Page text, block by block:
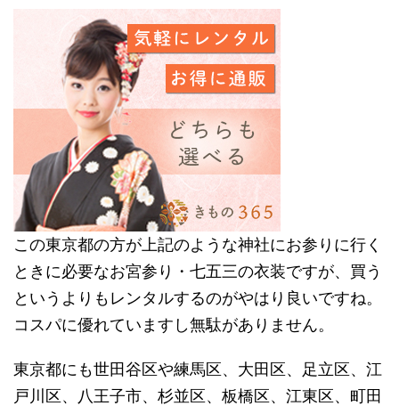
この東京都の方が上記のような神社にお参りに行く
ときに必要なお宮参り・七五三の衣装ですが、買う
というよりもレンタルするのがやはり良いですね。
コスパに優れていますし無駄がありません。
東京都にも世田谷区や練馬区、大田区、足立区、江
戸川区、八王子市、杉並区、板橋区、江東区、町田